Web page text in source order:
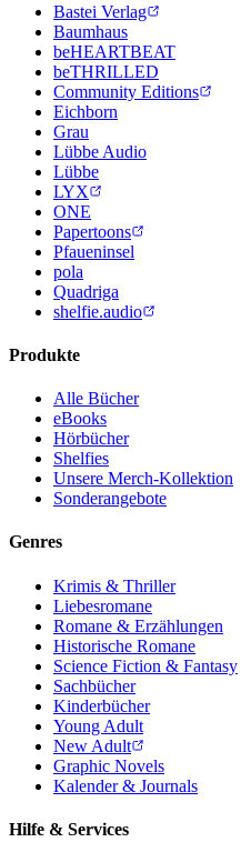
Bastei Verlag
Baumhaus
beHEARTBEAT
beTHRILLED
Community Editions
Eichborn
Grau
Lübbe Audio
Lübbe
LYX
ONE
Papertoons
Pfaueninsel
pola
Quadriga
shelfie.audio
Produkte
Alle Bücher
eBooks
Hörbücher
Shelfies
Unsere Merch-Kollektion
Sonderangebote
Genres
Krimis & Thriller
Liebesromane
Romane & Erzählungen
Historische Romane
Science Fiction & Fantasy
Sachbücher
Kinderbücher
Young Adult
New Adult
Graphic Novels
Kalender & Journals
Hilfe & Services